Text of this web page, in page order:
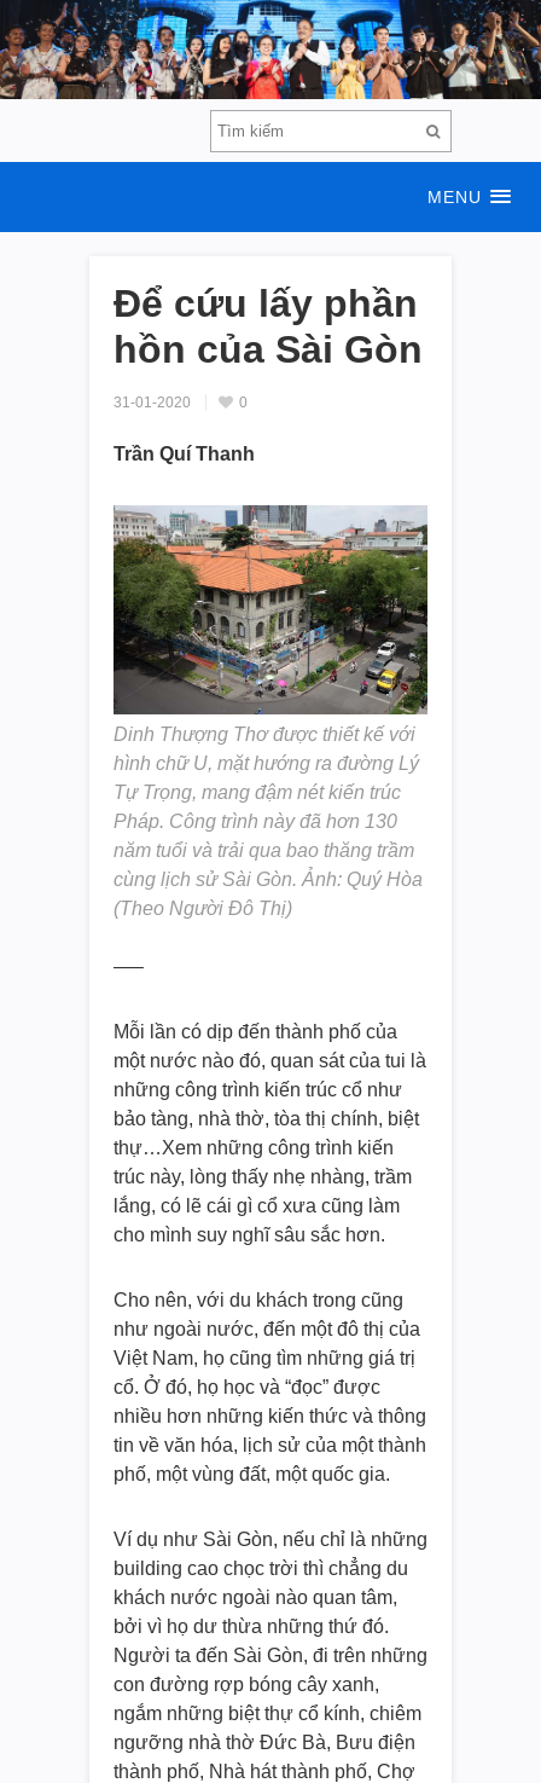
MENU
Để cứu lấy phần
hồn của Sài Gòn
31-01-2020 0
Trần Quí Thanh
Dinh Thượng Thơ được thiết kế với
hình chữ U, mặt hướng ra đường Lý
Tự Trọng, mang đậm nét kiến trúc
Pháp. Công trình này đã hơn 130
năm tuổi và trải qua bao thăng trầm
cùng lịch sử Sài Gòn. Ảnh: Quý Hòa
(Theo Người Đô Thị)
—–
Mỗi lần có dịp đến thành phố của
một nước nào đó, quan sát của tui là
những công trình kiến trúc cổ như
bảo tàng, nhà thờ, tòa thị chính, biệt
thự…Xem những công trình kiến
trúc này, lòng thấy nhẹ nhàng, trầm
lắng, có lẽ cái gì cổ xưa cũng làm
cho mình suy nghĩ sâu sắc hơn.
Cho nên, với du khách trong cũng
như ngoài nước, đến một đô thị của
Việt Nam, họ cũng tìm những giá trị
cổ. Ở đó, họ học và “đọc” được
nhiều hơn những kiến thức và thông
tin về văn hóa, lịch sử của một thành
phố, một vùng đất, một quốc gia.
Ví dụ như Sài Gòn, nếu chỉ là những
building cao chọc trời thì chẳng du
khách nước ngoài nào quan tâm,
bởi vì họ dư thừa những thứ đó.
Người ta đến Sài Gòn, đi trên những
con đường rợp bóng cây xanh,
ngắm những biệt thự cổ kính, chiêm
ngưỡng nhà thờ Đức Bà, Bưu điện
thành phố, Nhà hát thành phố, Chợ